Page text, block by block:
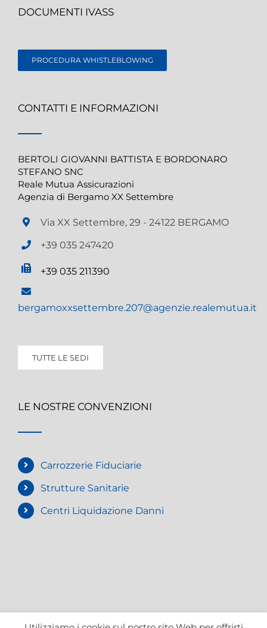
DOCUMENTI IVASS
PROCEDURA WHISTLEBLOWING
CONTATTI E INFORMAZIONI
BERTOLI GIOVANNI BATTISTA E BORDONARO
STEFANO SNC
Reale Mutua Assicurazioni
Agenzia di Bergamo XX Settembre
Via XX Settembre, 29 - 24122 BERGAMO
+39 035 247420
+39 035 211390
bergamoxxsettembre.207@agenzie.realemutua.it
TUTTE LE SEDI
LE NOSTRE CONVENZIONI
Carrozzerie Fiduciarie
Strutture Sanitarie
Centri Liquidazione Danni